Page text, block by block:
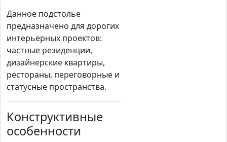
Данное подстолье
предназначено для дорогих
интерьерных проектов:
частные резиденции,
дизайнерские квартиры,
рестораны, переговорные и
статусные пространства.
Конструктивные
особенности